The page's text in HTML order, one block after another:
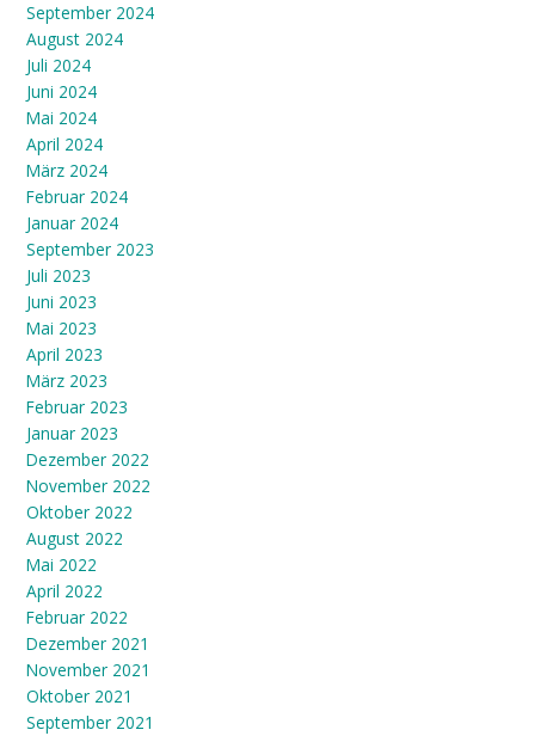
September 2024
August 2024
Juli 2024
Juni 2024
Mai 2024
April 2024
März 2024
Februar 2024
Januar 2024
September 2023
Juli 2023
Juni 2023
Mai 2023
April 2023
März 2023
Februar 2023
Januar 2023
Dezember 2022
November 2022
Oktober 2022
August 2022
Mai 2022
April 2022
Februar 2022
Dezember 2021
November 2021
Oktober 2021
September 2021